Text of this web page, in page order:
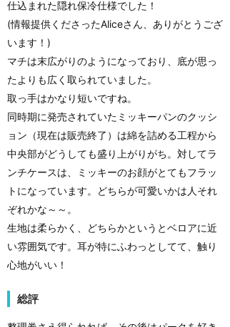
仕込まれた隠れ保冷仕様でした！
(情報提供くださったAliceさん、ありがとうござ
います！)
マチは末広がりのようになっており、底が思っ
たよりも広く取られていました。
取っ手はかなり短いですね。
同時期に発売されていたミッキーパンのクッシ
ョン（現在は販売終了）は綿を詰める工程から
中央部がどうしても盛り上がりがち。対してラ
ンチケースは、ミッキーのお顔がとてもフラッ
トになっています。どちらが可愛いかは人それ
ぞれかな～～。
生地は柔らかく、どちらかというとベロアに近
い雰囲気です。耳が特にふわっとしてて、触り
心地がいい！
総評